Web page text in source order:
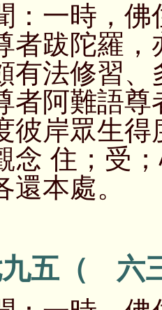
一時，佛
者跋陀羅
有法修習
者阿難語
彼岸眾生
念 住；受
本處。
五（ 六